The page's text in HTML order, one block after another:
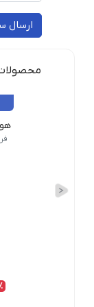
ارسال
بسته 200 عددی -